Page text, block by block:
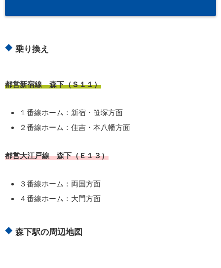
乗り換え
都営新宿線 森下（Ｓ１１）
１番線ホーム：新宿・笹塚方面
２番線ホーム：住吉・本八幡方面
都営大江戸線 森下（Ｅ１３）
３番線ホーム：両国方面
４番線ホーム：大門方面
森下駅の周辺地図